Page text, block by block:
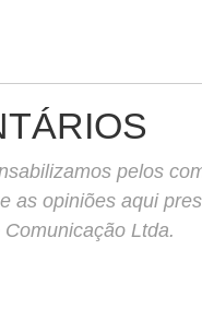
pelos
as opiniões aqui
Ltda.